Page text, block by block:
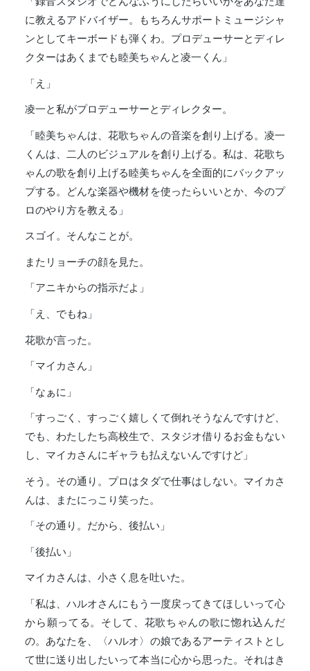
に教えるアドバイザー。もちろんサポートミュージシャ
ンとしてキーボードも弾くわ。プロデューサーとディレ
クターはあくまでも睦美ちゃんと凌一くん」
「え」
凌一と私がプロデューサーとディレクター。
「睦美ちゃんは、花歌ちゃんの音楽を創り上げる。凌一
くんは、二人のビジュアルを創り上げる。私は、花歌ち
ゃんの歌を創り上げる睦美ちゃんを全面的にバックアッ
プする。どんな楽器や機材を使ったらいいとか、今のプ
ロのやり方を教える」
スゴイ。そんなことが。
またリョーチの顔を見た。
「アニキからの指示だよ」
「え、でもね」
花歌が言った。
「マイカさん」
「なぁに」
「すっごく、すっごく嬉しくて倒れそうなんですけど、
でも、わたしたち高校生で、スタジオ借りるお金もない
し、マイカさんにギャラも払えないんですけど」
そう。その通り。プロはタダで仕事はしない。マイカさ
んは、またにっこり笑った。
「その通り。だから、後払い」
「後払い」
マイカさんは、小さく息を吐いた。
「私は、ハルオさんにもう一度戻ってきてほしいって心
から願ってる。そして、花歌ちゃんの歌に惚れ込んだ
の。あなたを、〈ハルオ〉の娘であるアーティストとし
て世に送り出したいって本当に心から思った。それはき